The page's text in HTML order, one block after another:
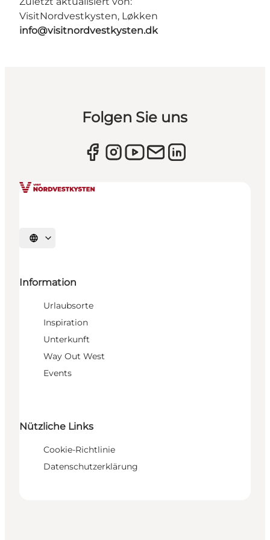
VisitNordvestkysten, Løkken
info@visitnordvestkysten.dk
Folgen Sie uns
Sprache auswählen
Information
Urlaubsorte
Inspiration
Unterkunft
Way Out West
Events
Nützliche Links
Cookie-Richtlinie
Datenschutzerklärung